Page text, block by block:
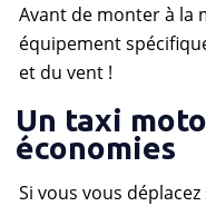
Avant de monter à la
équipement
et du vent !
Un taxi
économies
Si vous vous